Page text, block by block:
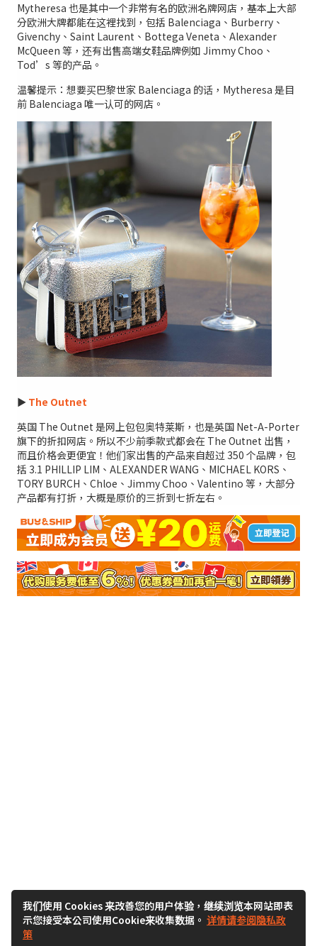
Mytheresa 也是其中一个非常有名的欧洲名牌网店，基本上大部
分欧洲大牌都能在这裡找到，包括 Balenciaga、Burberry、
Givenchy、Saint Laurent、Bottega Veneta、Alexander
McQueen 等，还有出售高端女鞋品牌例如 Jimmy Choo、
Tod’s 等的产品。
温馨提示：想要买巴黎世家 Balenciaga 的话，Mytheresa 是目
前 Balenciaga 唯一认可的网店。
► The Outnet
英国 The Outnet 是网上包包奥特莱斯，也是英国 Net-A-Porter
旗下的折扣网店。所以不少前季款式都会在 The Outnet 出售，
而且价格会更便宜！他们家出售的产品来自超过 350 个品牌，包
括 3.1 PHILLIP LIM、ALEXANDER WANG、MICHAEL KORS、
TORY BURCH、Chloe、Jimmy Choo、Valentino 等，大部分
产品都有打折，大概是原价的三折到七折左右。
我们使用 Cookies 来改善您的用户体验，继续浏览本网站即表
示您接受本公司使用Cookie来收集数据。 详情请参阅隐私政
策